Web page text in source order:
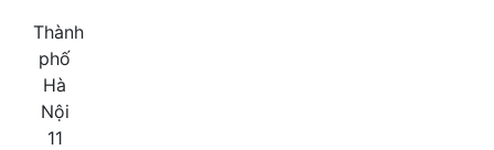
Thành
phố
Hà
Nội
11